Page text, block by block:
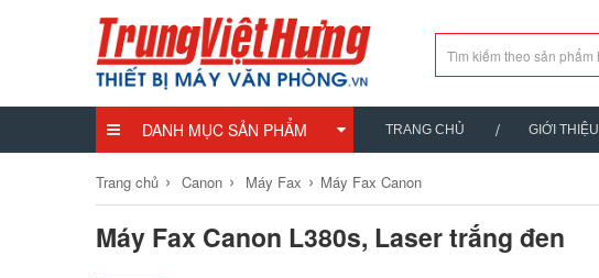
DANH MỤC SẢN PHẨM TRANG CHỦ GIỚI THIỆU
Trang chủ › Canon › Máy Fax › Máy Fax Canon
Máy Fax Canon L380s, Laser trắng đen